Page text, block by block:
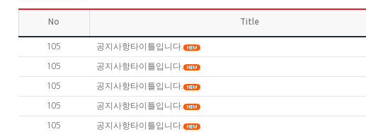
No Title
105 공지사항타이틀입니다.
105 공지사항타이틀입니다.
105 공지사항타이틀입니다.
105 공지사항타이틀입니다.
105 공지사항타이틀입니다.